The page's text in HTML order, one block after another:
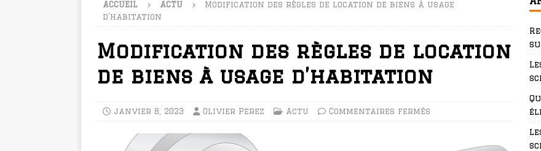
ACCUEIL ACTU
Modification des règles de location de biens à usage
d’habitation
Modification des règles de location
de biens à usage d’habitation
janvier 8, 2023 Olivier Perez Actu Commentaires fermés